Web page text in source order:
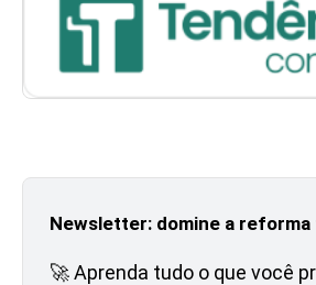
Newsletter: domine a
🚀 Aprenda tudo o que você